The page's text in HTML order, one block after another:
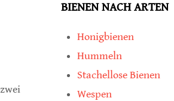
BIENEN NACH ARTEN
Honigbienen
Hummeln
Stachellose Bienen
Wespen